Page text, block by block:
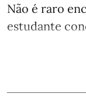
Não é raro
estudante